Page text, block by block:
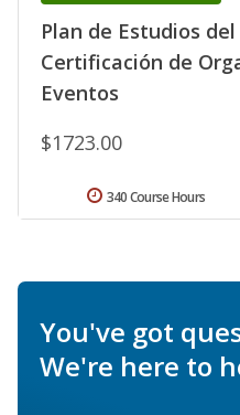
Plan de Estudios
Certificación de
Eventos
$1723.00
340 Course Hours
You've got
We're here to